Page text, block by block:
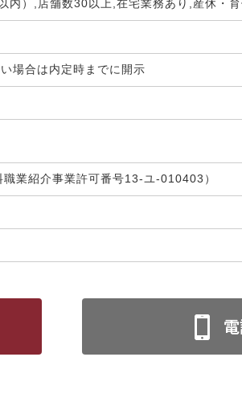
内）,店舗数30以上,在宅業務あり,産休・
場合は内定時までに開示
業紹介事業許可番号13-ユ-010403）